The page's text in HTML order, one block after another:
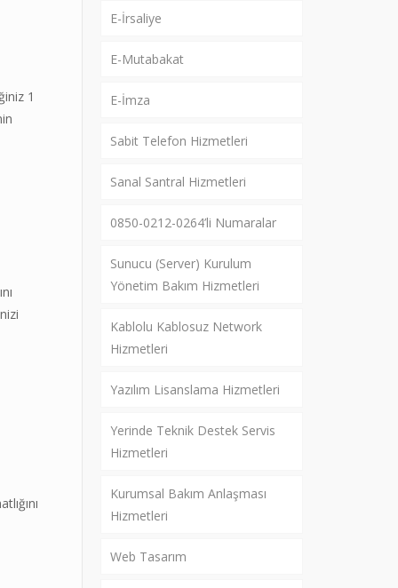
1
E-İrsaliye
E-Mutabakat
E-İmza
Sabit Telefon Hizmetleri
Sanal Santral Hizmetleri
0850-0212-0264’li Numaralar
Sunucu (Server) Kurulum
Yönetim Bakım Hizmetleri
Kablolu Kablosuz Network
Hizmetleri
Yazılım Lisanslama Hizmetleri
Yerinde Teknik Destek Servis
Hizmetleri
Kurumsal Bakım Anlaşması
Hizmetleri
Web Tasarım